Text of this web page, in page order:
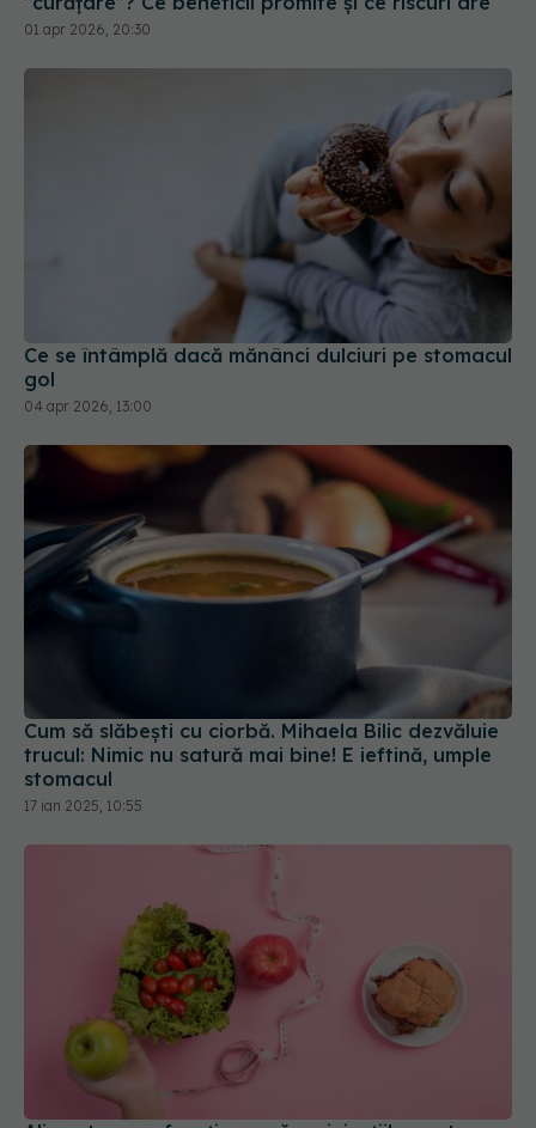
Ce se întâmplă dacă mănânci dulciuri pe stomacul
04 apr 2026, 13:00
Cum să slăbești cu ciorbă. Mihaela Bilic dezvăluie
trucul: Nimic nu satură mai bine! E ieftină, umple
stomacul
17 ian 2025, 10:55
Alimente care funcționează ca injecțiile pentru
slăbit. Ce recomandă un expert în nutriție
27 iul 2025, 21:30